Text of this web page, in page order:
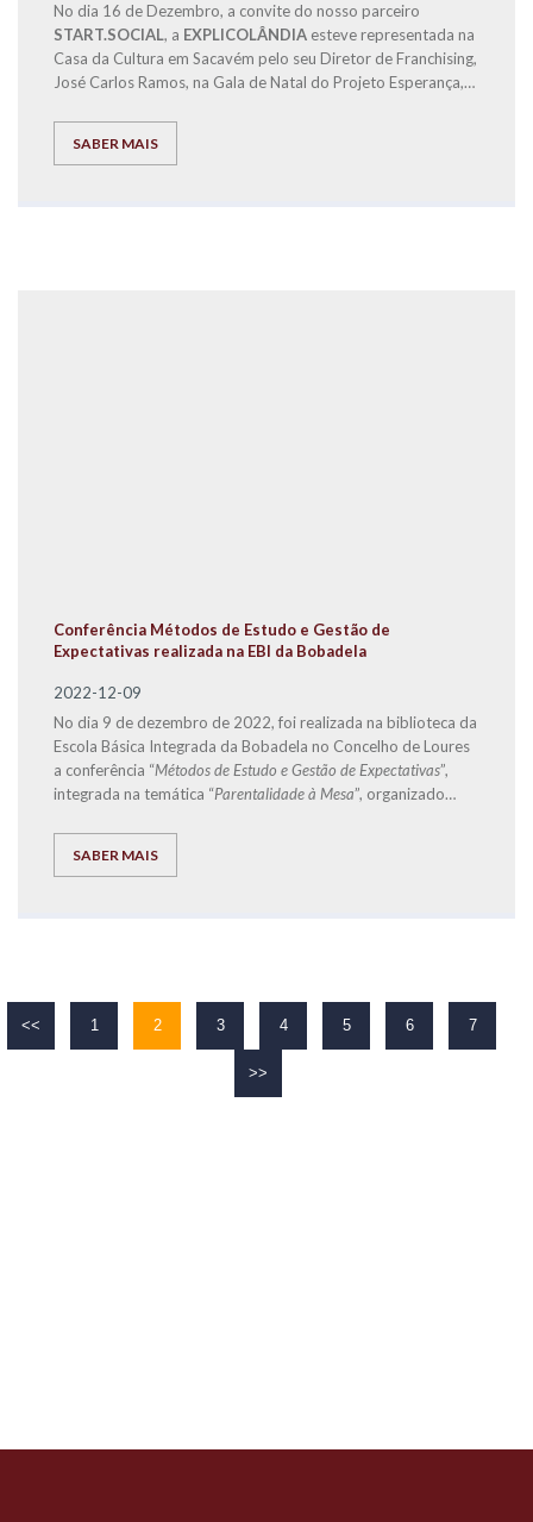
No dia 16 de Dezembro, a convite do nosso parceiro
START.SOCIAL, a EXPLICOLÂNDIA esteve representada na
Casa da Cultura em Sacavém pelo seu Diretor de Franchising,
José Carlos Ramos, na Gala de Natal do Projeto Esperança,
no VIII Fórum de Educação e nosso Centro de Estudos, para
SABER MAIS
Conferência Métodos de Estudo e Gestão de
Expectativas realizada na EBI da Bobadela
2022-12-09
No dia 9 de dezembro de 2022, foi realizada na biblioteca da
Escola Básica Integrada da Bobadela no Concelho de Loures
a conferência “Métodos de Estudo e Gestão de Expectativas”,
integrada na temática “Parentalidade à Mesa”, organizado
daEXPLICOLÂNDIA
SABER MAIS
<< 1 2 3 4 5 6 7
>>